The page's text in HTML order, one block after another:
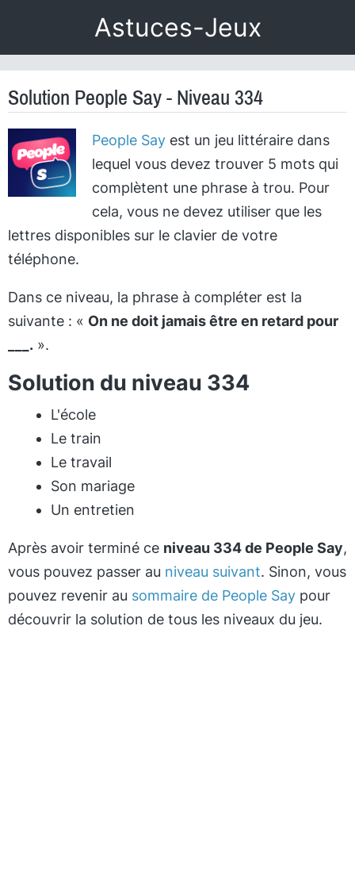
Astuces-Jeux
Solution People Say - Niveau 334
People Sayest un jeu littéraire dans
lequel vous devez trouver 5 mots qui
complètent une phrase à trou. Pour
cela, vous ne devez utiliser que les
lettres disponibles sur le clavier de votre
téléphone.
Dans ce niveau, la phrase à compléter est la
suivante : « On ne doit jamais être en retard pour
___. ».
Solution du niveau 334
L'école
Le train
Le travail
Son mariage
Un entretien
Après avoir terminé ce niveau 334 de People Say,
vous pouvez passer au niveau suivant. Sinon, vous
pouvez revenir au sommaire de People Say pour
découvrir la solution de tous les niveaux du jeu.